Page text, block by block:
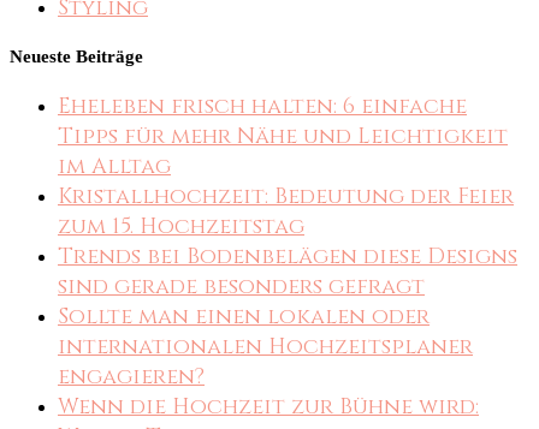
Styling
Neueste Beiträge
Eheleben frisch halten: 6 einfache
Tipps für mehr Nähe und Leichtigkeit
im Alltag
Kristallhochzeit: Bedeutung der Feier
zum 15. Hochzeitstag
Trends bei Bodenbelägen diese Designs
sind gerade besonders gefragt
Sollte man einen lokalen oder
internationalen Hochzeitsplaner
engagieren?
Wenn die Hochzeit zur Bühne wird: